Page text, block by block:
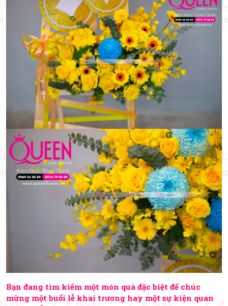
Bạn đang tìm kiếm một món quà đặc biệt để chúc
mừng một buổi lễ khai trương hay một sự kiện quan